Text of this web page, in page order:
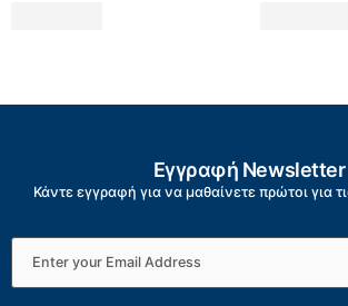
Εγγραφή Newsletter
Κάντε εγγραφή για να μαθαίνετε πρώτοι για